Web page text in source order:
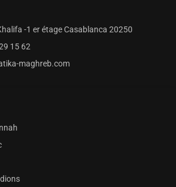
-1 er étage Casablanca 20250
15 62
maghreb.com